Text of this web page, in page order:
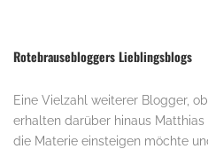
Rotebrausebloggers Lieblingsblogs
Eine Vielzahl weiterer Blogger,
erhalten darüber hinaus
die Materie einsteigen möchte